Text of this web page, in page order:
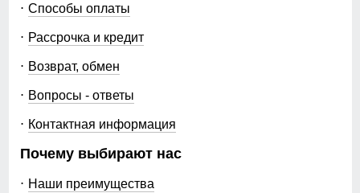
Способы оплаты
Рассрочка и кредит
Возврат, обмен
Вопросы - ответы
Контактная информация
Почему выбирают нас
Наши преимущества